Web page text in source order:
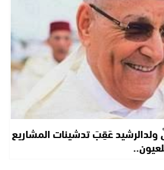
ولدالرشيد عَقِبَ تدشينات المشاريع